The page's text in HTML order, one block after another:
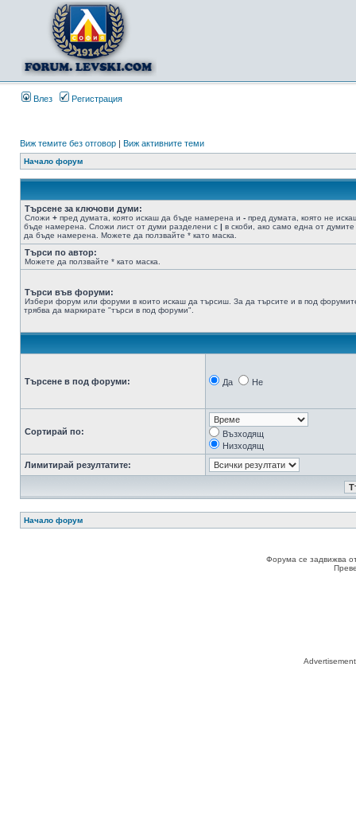
Влез Регистрация
Виж темите без отговор | Виж активните теми
Начало форум
Търсене за ключови думи:
Сложи + пред думата, която искаш да бъде намерена и - пред думата, която не
бъде намерена. Сложи лист от думи разделени с | в скоби, ако само една от думите
да бъде намерена. Можете да ползвайте * като маска.
Търси по автор:
Можете да ползвайте * като маска.
Търси във форуми:
Избери форум или форуми в които искаш да търсиш. За да търсите и в под
трябва да маркирате "търси в под форуми".
Търсене в под форуми: Да Не
Сортирай по:
Възходящ
Низходящ
Лимитирай резултатите:
Начало форум
Форума се задвижва